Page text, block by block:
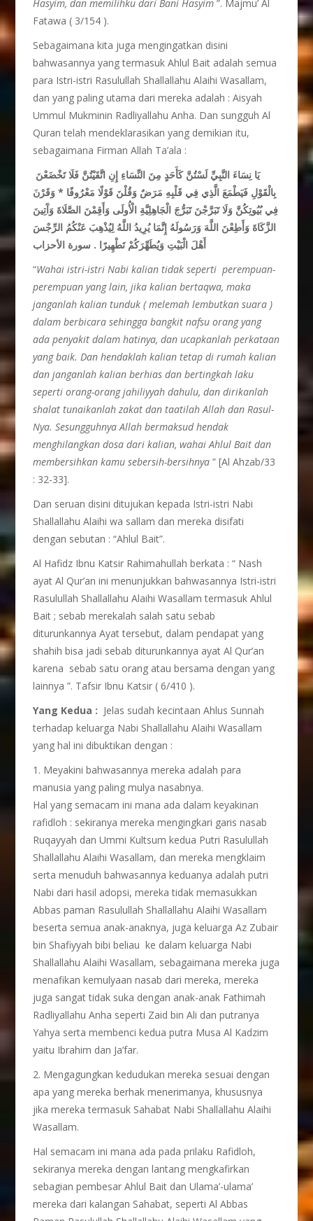
Hasyim, dan memilihku dari Bani Hasyim ”. Majmu’ Al
Fatawa ( 3/154 ).
Sebagaimana kita juga mengingatkan disini
bahwasannya yang termasuk Ahlul Bait adalah semua
para Istri-istri Rasulullah Shallallahu Alaihi Wasallam,
dan yang paling utama dari mereka adalah : Aisyah
Ummul Mukminin Radliyallahu Anha. Dan sungguh Al
Quran telah mendeklarasikan yang demikian itu,
sebagaimana Firman Allah Ta’ala :
بِالْقَوْلِ فَيَطْمَعَ الَّذِي فِي قَلْبِهِ مَرَضٌ وَقُلْنَ قَوْلًا مَعْرُوفًا * وَقَرْنَ
فِي بُيُوتِكُنَّ وَلَا تَبَرَّجْنَ تَبَرُّجَ الْجَاهِلِيَّةِ الْأُولَى وَأَقِمْنَ الصَّلَاةَ وَآَتِينَ
الزَّكَاةَ وَأَطِعْنَ اللَّهَ وَرَسُولَهُ إِنَّمَا يُرِيدُ اللَّهُ لِيُذْهِبَ عَنْكُمُ الرِّجْسَ
أَهْلَ الْبَيْتِ وَيُطَهِّرَكُمْ تَطْهِيرًا . سورة الأحزاب
“Wahai istri-istri Nabi kalian tidak seperti perempuan-
perempuan yang lain, jika kalian bertaqwa, maka
janganlah kalian tunduk ( melemah lembutkan suara )
dalam berbicara sehingga bangkit nafsu orang yang
ada penyakit dalam hatinya, dan ucapkanlah perkataan
yang baik. Dan hendaklah kalian tetap di rumah kalian
dan janganlah kalian berhias dan bertingkah laku
seperti orang-orang jahiliyyah dahulu, dan dirikanlah
shalat tunaikanlah zakat dan taatilah Allah dan Rasul-
Nya. Sesungguhnya Allah bermaksud hendak
menghilangkan dosa dari kalian, wahai Ahlul Bait dan
membersihkan kamu sebersih-bersihnya ” [Al Ahzab/33
: 32-33].
Dan seruan disini ditujukan kepada Istri-istri Nabi
Shallallahu Alaihi wa sallam dan mereka disifati
dengan sebutan : “Ahlul Bait”.
Al Hafidz Ibnu Katsir Rahimahullah berkata : “ Nash
ayat Al Qur’an ini menunjukkan bahwasannya Istri-istri
Rasulullah Shallallahu Alaihi Wasallam termasuk Ahlul
Bait ; sebab merekalah salah satu sebab
diturunkannya Ayat tersebut, dalam pendapat yang
shahih bisa jadi sebab diturunkannya ayat Al Qur’an
karena sebab satu orang atau bersama dengan yang
lainnya ”. Tafsir Ibnu Katsir ( 6/410 ).
Yang Kedua : Jelas sudah kecintaan Ahlus Sunnah
terhadap keluarga Nabi Shallallahu Alaihi Wasallam
yang hal ini dibuktikan dengan :
1. Meyakini bahwasannya mereka adalah para
manusia yang paling mulya nasabnya.
Hal yang semacam ini mana ada dalam keyakinan
rafidloh : sekiranya mereka mengingkari garis nasab
Ruqayyah dan Ummi Kultsum kedua Putri Rasulullah
Shallallahu Alaihi Wasallam, dan mereka mengklaim
serta menuduh bahwasannya keduanya adalah putri
Nabi dari hasil adopsi, mereka tidak memasukkan
Abbas paman Rasulullah Shallallahu Alaihi Wasallam
beserta semua anak-anaknya, juga keluarga Az Zubair
bin Shafiyyah bibi beliau ke dalam keluarga Nabi
Shallallahu Alaihi Wasallam, sebagaimana mereka juga
menafikan kemulyaan nasab dari mereka, mereka
juga sangat tidak suka dengan anak-anak Fathimah
Radliyallahu Anha seperti Zaid bin Ali dan putranya
Yahya serta membenci kedua putra Musa Al Kadzim
yaitu Ibrahim dan Ja’far.
2. Mengagungkan kedudukan mereka sesuai dengan
apa yang mereka berhak menerimanya, khususnya
jika mereka termasuk Sahabat Nabi Shallallahu Alaihi
Wasallam.
Hal semacam ini mana ada pada prilaku Rafidloh,
sekiranya mereka dengan lantang mengkafirkan
sebagian pembesar Ahlul Bait dan Ulama’-ulama’
mereka dari kalangan Sahabat, seperti Al Abbas